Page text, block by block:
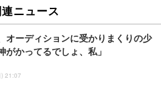
間工学 疲れない ブラック
ィスチェア デスクチェア 疲れない テレ
強化バックレスト 30度ロッキング機
椅子 腰サポート 90度跳ね上げ式アーム
ゲーミングモニター DualSense 充電
CFI-ZDM1J）
ワイト(吸収面:ライトブルー)
イフ ネオ・オムツ L 中型犬用 26枚入
連ニュース
オーディションに受かりまくりの少
がかってるでしょ、私」
21:07